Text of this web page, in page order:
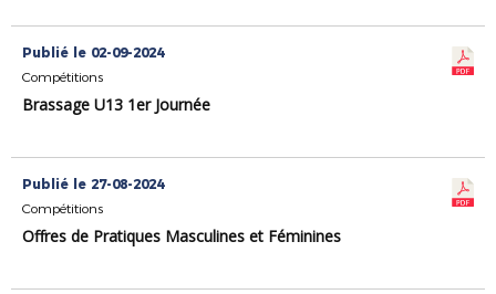
Publié le 02-09-2024
Compétitions
Brassage U13 1er Journée
Publié le 27-08-2024
Compétitions
Offres de Pratiques Masculines et Féminines